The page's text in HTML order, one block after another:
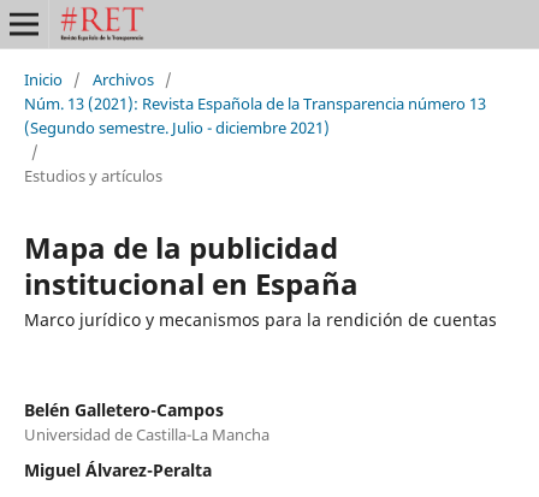
Inicio / Archivos /
Núm. 13 (2021): Revista Española de la Transparencia número 13
(Segundo semestre. Julio - diciembre 2021)
/
Estudios y artículos
Mapa de la publicidad
institucional en España
Marco jurídico y mecanismos para la rendición de cuentas
Belén Galletero-Campos
Universidad de Castilla-La Mancha
Miguel Álvarez-Peralta